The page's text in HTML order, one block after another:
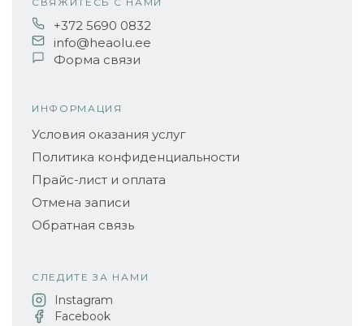
+372 5690 0832
info@heaolu.ee
Форма связи
ИНФОРМАЦИЯ
Условия оказания услуг
Политика конфиденциальности
Прайс-лист и оплата
Отмена записи
Обратная связь
СЛЕДИТЕ ЗА НАМИ
Instagram
Facebook